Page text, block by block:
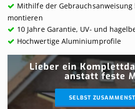
Mithilfe der
montieren
10 Jahre Garantie, UV- und
Hochwertige Aluminiumprofile
Lieber ein
anstatt feste
SELBST